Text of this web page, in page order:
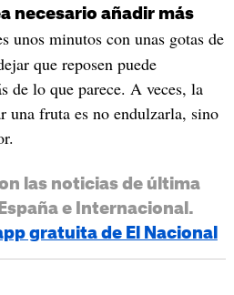
necesario añadir más
unos minutos con unas gotas de
que reposen puede
de lo que parece. A veces, la
una fruta es no endulzarla, sino
las noticias de última
e Internacional.
gratuita de El Nacional